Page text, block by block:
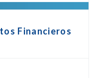
Financieros